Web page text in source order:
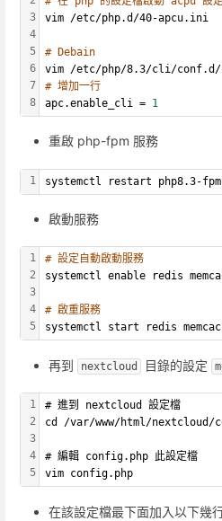
3
4
5
6
7
8
vim /etc/php.d/40-apcu.ini
# Debain
vim /etc/php/8.3/cli/conf.d/
# 增加一行
apc.enable_cli = 1
重啟 php-fpm 服務
1 systemctl restart php8.3-fpm
啟動服務
1
2
3
4
5
# 設定自動啟動服務
systemctl enable redis
# 啟重服務
systemctl start redis
再到 nextcloud 目錄的設定
1
2
3
4
5
# 進到 nextcloud 設定檔
cd /var/www/html/nextcloud/
# 編輯 config.php 此設定檔
vim config.php
在該設定檔最下面加入以下幾